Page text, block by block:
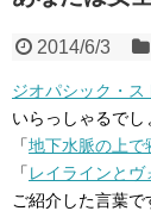
2014/6/3
ジオパシック・ス
いらっしゃるでし
「地下水脈の上で
「 レイラインと
ご紹介した言葉で